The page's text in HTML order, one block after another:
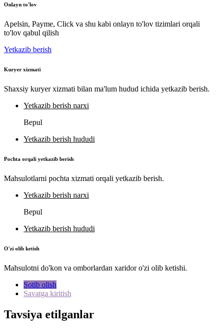
Onlayn to'lov
Apelsin, Payme, Click va shu kabi onlayn to'lov tizimlari orqali
to'lov qabul qilish
Yetkazib berish
Kuryer xizmati
Shaxsiy kuryer xizmati bilan ma'lum hudud ichida yetkazib berish.
Yetkazib berish narxi
Bepul
Yetkazib berish hududi
Pochta orqali yetkazib berish
Mahsulotlarni pochta xizmati orqali yetkazib berish.
Yetkazib berish narxi
Bepul
Yetkazib berish hududi
O'zi olib ketish
Mahsulotni do'kon va omborlardan xaridor o'zi olib ketishi.
Sotib olish
Savatga kiritish
Tavsiya etilganlar